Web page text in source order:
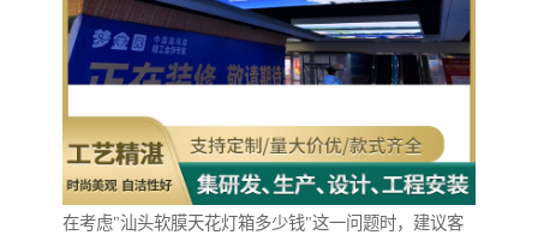
在考虑"汕头软膜天花灯箱多少钱"这一问题时，建议客